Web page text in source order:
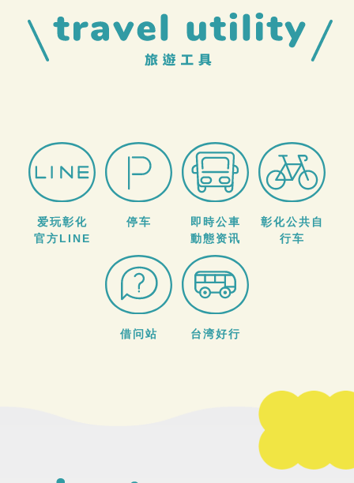
爱玩彰化
官方LINE
停车
即時公車
動態资讯
彰化公共自
行车
借问站 台湾好行